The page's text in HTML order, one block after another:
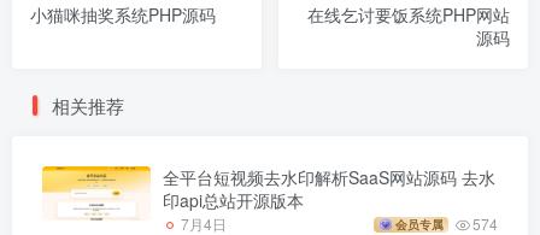
小猫咪抽奖系统PHP源码
在线乞讨要饭系统PHP网站
源码
相关推荐
全平台短视频去水印解析SaaS网站源码 去水
印api总站开源版本
7月4日 会员专属 574